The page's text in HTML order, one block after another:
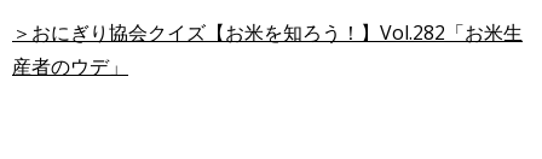
＞おにぎり協会クイズ【お米を知ろう！】Vol.282「お米生
産者のウデ」